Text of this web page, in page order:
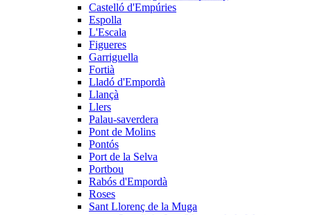
Castelló d'Empúries
Espolla
L'Escala
Figueres
Garriguella
Fortià
Lladó d'Empordà
Llançà
Llers
Palau-saverdera
Pont de Molins
Pontós
Port de la Selva
Portbou
Rabós d'Empordà
Roses
Sant Llorenç de la Muga